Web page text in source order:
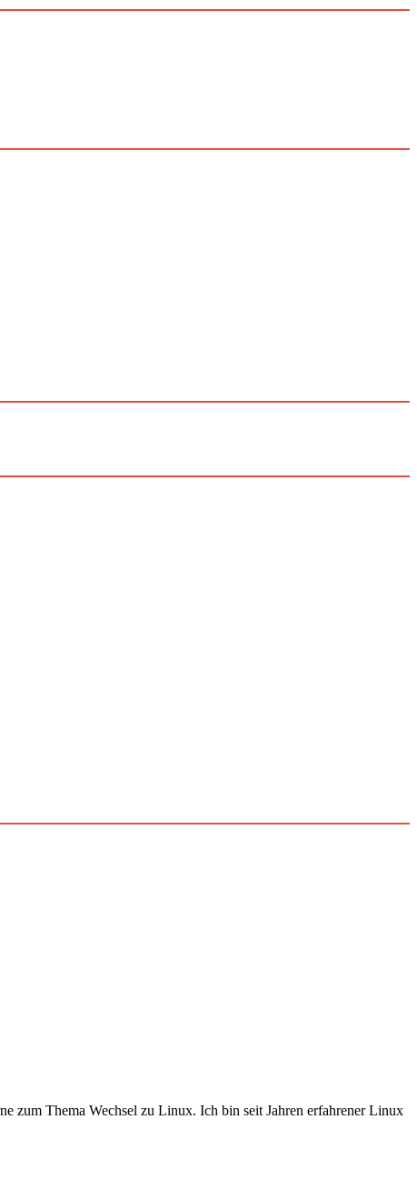
zum Thema Wechsel zu Linux. Ich bin seit Jahren erfahrener Linux